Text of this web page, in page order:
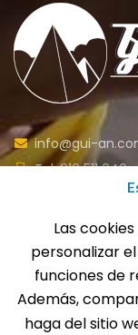
info@gui-
Tel: 916 511 040
Whatsapp: 609
Fax: 916 537 814
SOLICITA
Las
personalizar
funciones de
Además,
haga del sitio